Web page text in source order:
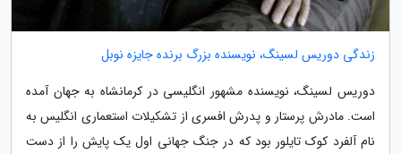
زندگی دوریس لسینگ، نویسنده بزرگ برنده جایزه نوبل
دوریس لسینگ، نویسنده مشهور انگلیسی در کرمانشاه به جهان آمده
است. مادرش پرستار و پدرش افسری از تشکیلات استعماری انگلیس به
نام آلفرد کوک تایلور بود که در جنگ جهانی اول یک پایش را از دست